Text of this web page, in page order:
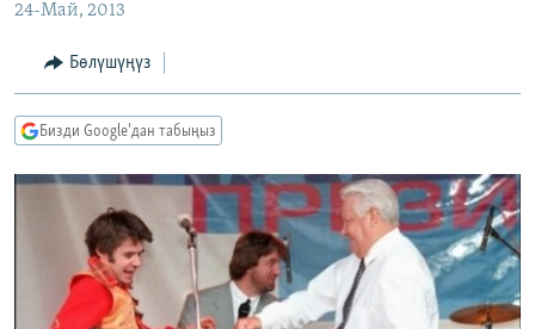
САЯСАТ
ЭКОНОМИКА
ДҮЙНӨ
БОРБОР АЗИЯ
УКРАИНА
АТАЙЫН ИЛИКТӨӨ
БҮГҮН АЗАТТЫКТА
ЭКСПЕРТТЕР ТАЛДАЙТ
БИЗ ЖАНА ДҮЙНӨ
ДАНИСТЕ
ЭЖЕ-СИҢДИЛЕР
ПОДКАСТ
ӨЗГӨЧӨ ПИКИР
Русский
ОНЛАЙН ШЕРИНЕ
24-Май, 2013
Бөлүшүңүз
Бизди Google'дан табыңыз